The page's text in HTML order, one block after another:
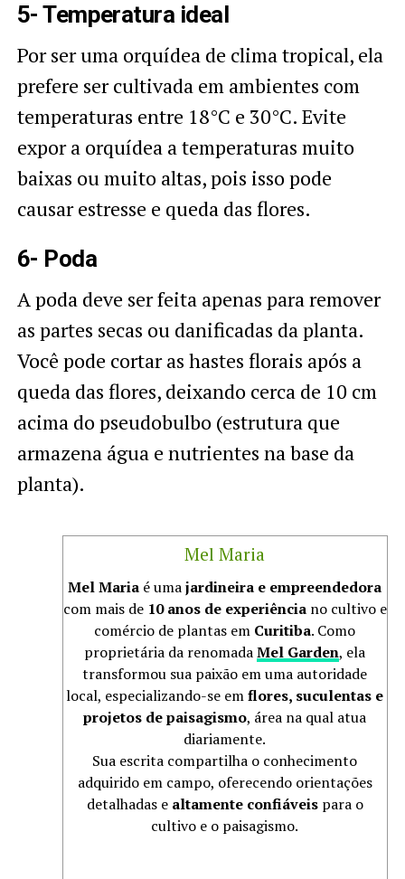
5- Temperatura ideal
Por ser uma orquídea de clima tropical, ela
prefere ser cultivada em ambientes com
temperaturas entre 18°C e 30°C. Evite
expor a orquídea a temperaturas muito
baixas ou muito altas, pois isso pode
causar estresse e queda das flores.
6- Poda
A poda deve ser feita apenas para remover
as partes secas ou danificadas da planta.
Você pode cortar as hastes florais após a
queda das flores, deixando cerca de 10 cm
acima do pseudobulbo (estrutura que
armazena água e nutrientes na base da
planta).
Mel Maria
Mel Maria é umajardineira e empreendedora
com mais de 10 anos de experiênciano cultivo e
comércio de plantas em Curitiba. Como
proprietária da renomadaMel Garden, ela
transformou sua paixão em uma autoridade
local, especializando-se emflores, suculentas e
projetos de paisagismo, área na qual atua
diariamente.
Sua escrita compartilha o conhecimento
adquirido em campo, oferecendo orientações
detalhadas e altamente confiáveispara o
cultivo e o paisagismo.